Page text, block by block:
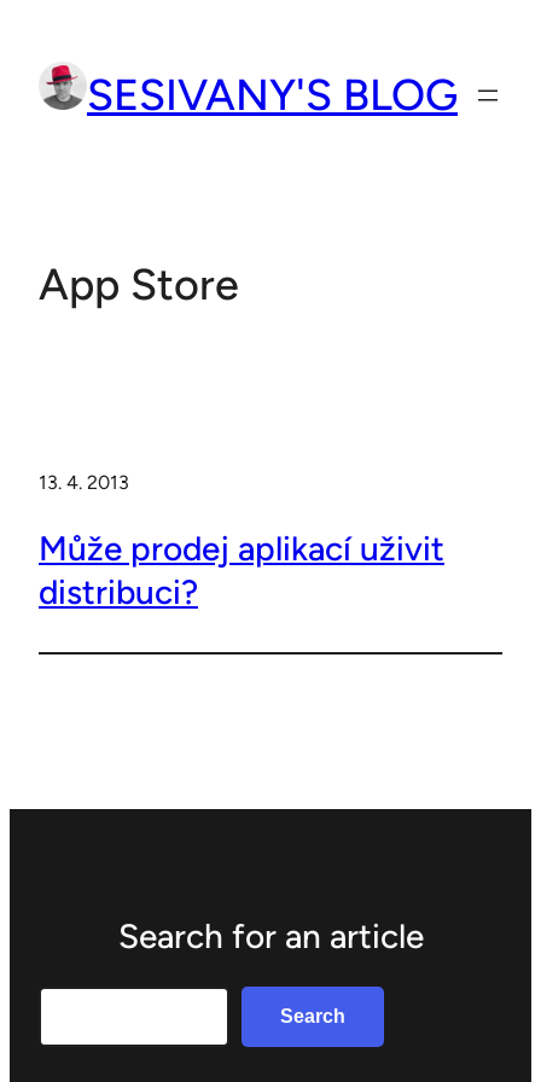
obsah
SESIVANY'S BLOG
App Store
13. 4. 2013
Může prodej aplikací uživit
distribuci?
Search for an article
Search